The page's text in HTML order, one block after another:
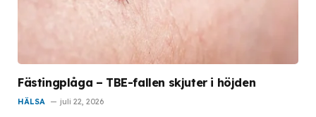
Fästingplåga – TBE-fallen skjuter i höjden
HÄLSA juli 22, 2026